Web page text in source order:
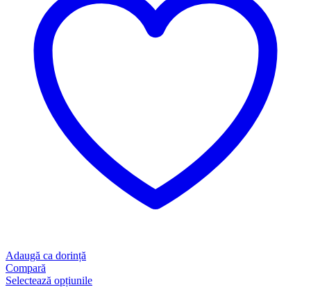
Adaugă ca dorință
Compară
Selectează opțiunile